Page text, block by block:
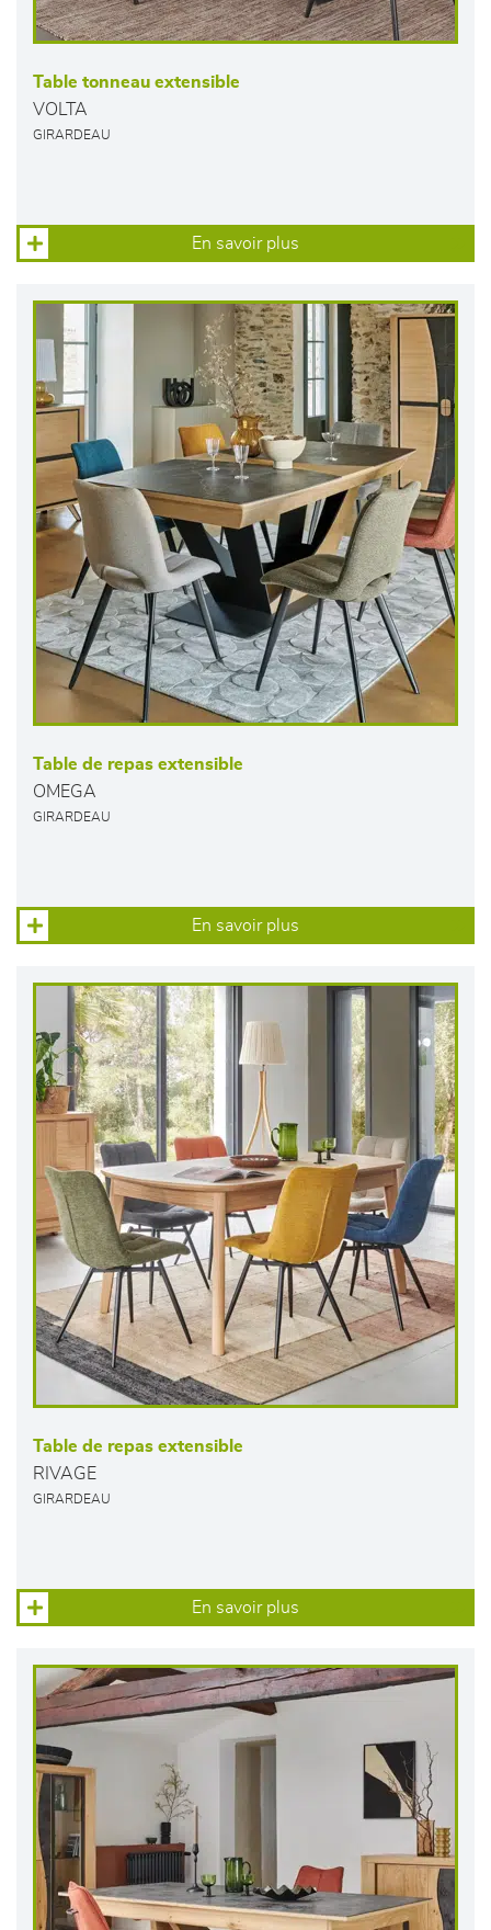
Table tonneau extensible
VOLTA
GIRARDEAU
En savoir plus
Table de repas extensible
OMEGA
GIRARDEAU
En savoir plus
Table de repas extensible
RIVAGE
GIRARDEAU
En savoir plus